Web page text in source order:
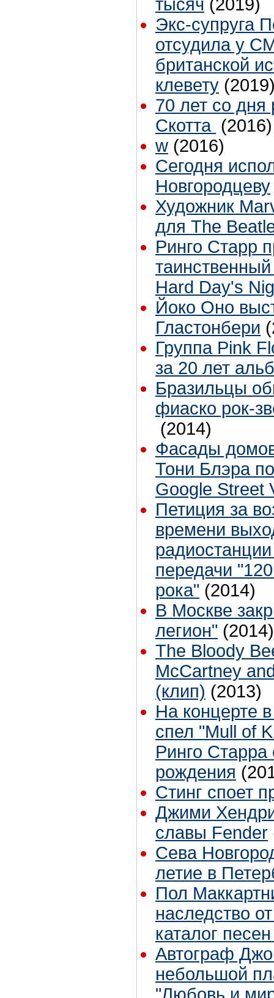
тысяч (2019)
Экс-супруга
отсудила у
британской
клевету
70 лет со
Скотта (2016)
w (2016)
Сегодня
Новгородцеву
Художник
для The
Ринго Старр
Hard Day's
Йоко Оно
Гластонбери
Группа Pink
за 20 лет
Бразильцы
фиаско рок-
(2014)
Фасады
Тони Блэра
Google Street
Петиция за
времени
передачи
рока" (2014)
В Москве
легион" (2014)
The Bloody
McCartney
(клип) (2013)
На концерте
спел "Mull of
Ринго
рождения
Стинг споет
Джими
славы Fender
Сева
летие в
Пол
наследство
каталог
Автограф
небольшой